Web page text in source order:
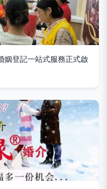
姻登記一站式服務正式啟